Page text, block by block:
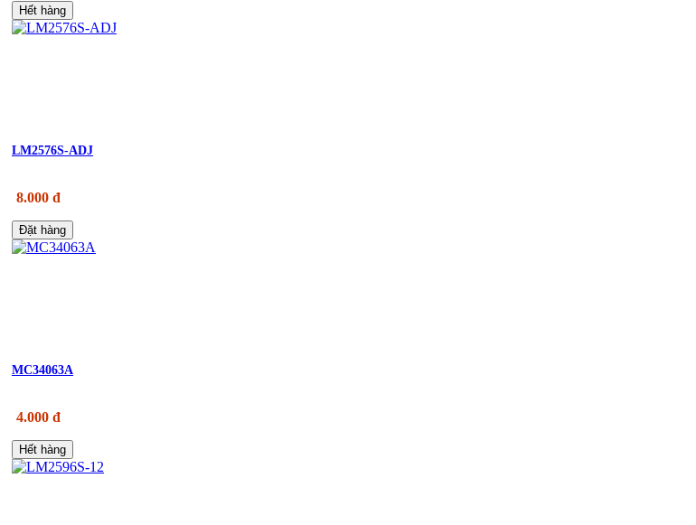
Hết hàng
LM2576S-ADJ
8.000 đ
Đặt hàng
MC34063A
4.000 đ
Hết hàng